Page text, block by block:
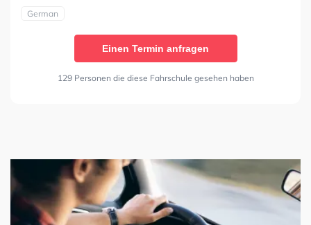
German
Einen Termin anfragen
129 Personen die diese Fahrschule gesehen haben